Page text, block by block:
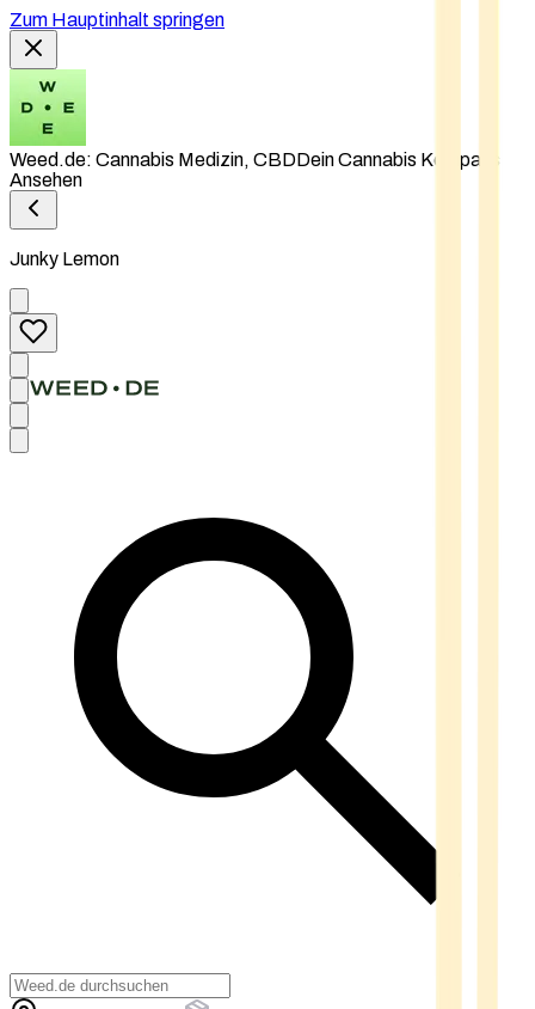
Zum Hauptinhalt springen
Weed.de: Cannabis Medizin, CBDDein Cannabis Kompass
Ansehen
Junky Lemon